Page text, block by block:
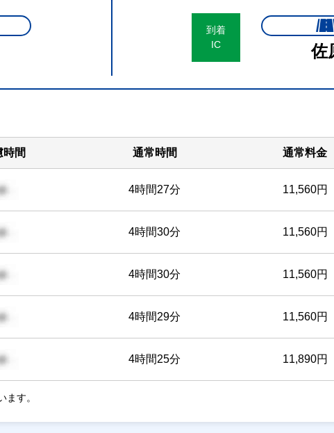
到着
IC
佐
時間 通常時間 通常料金
4時間27分 11,560円
4時間30分 11,560円
4時間30分 11,560円
4時間29分 11,560円
4時間25分 11,890円
す。